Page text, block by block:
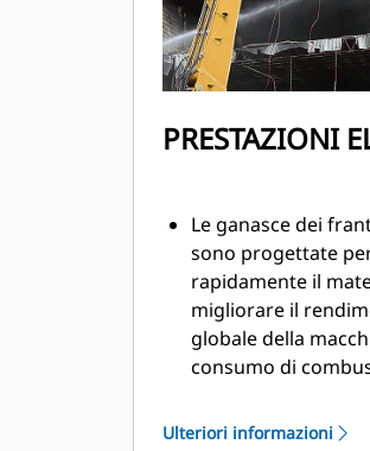
PRESTAZIONI
Le ganasce dei
sono progettate
rapidamente il
migliorare il
globale della
consumo di
ganasce del
Ulteriori informazioni